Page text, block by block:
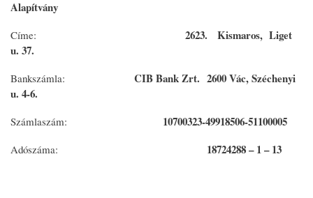
Alapítvány
Címe:
2623. Kismaros, Liget
u. 37.
Bankszámla: CIB Bank Zrt. 2600 Vác, Széchenyi
u. 4-6.
Számlaszám: 10700323-49918506-51100005
Adószáma: 18724288 – 1 – 13